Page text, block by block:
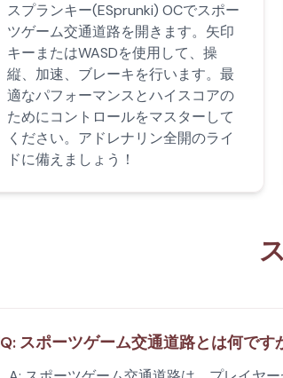
スプランキー(ESprunki) OCでスポー
ツゲーム交通道路を開きます。矢印
キーまたはWASDを使用して、操
縦、加速、ブレーキを行います。最
適なパフォーマンスとハイスコアの
ためにコントロールをマスターして
ください。アドレナリン全開のライ
ドに備えましょう！
Q: スポーツゲーム交通道路とは何です